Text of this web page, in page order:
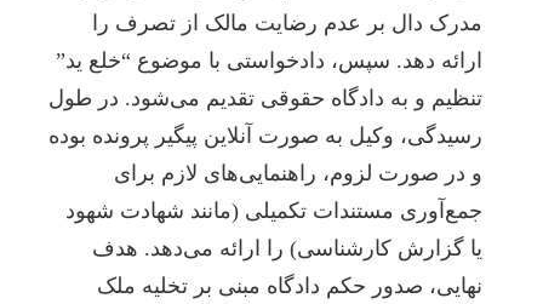
مدرک دال بر عدم رضایت مالک از تصرف را
ارائه دهد. سپس، دادخواستی با موضوع “خلع ید”
تنظیم و به دادگاه حقوقی تقدیم می‌شود. در طول
رسیدگی، وکیل به صورت آنلاین پیگیر پرونده بوده
و در صورت لزوم، راهنمایی‌های لازم برای
جمع‌آوری مستندات تکمیلی (مانند شهادت شهود
یا گزارش کارشناسی) را ارائه می‌دهد. هدف
نهایی، صدور حکم دادگاه مبنی بر تخلیه ملک